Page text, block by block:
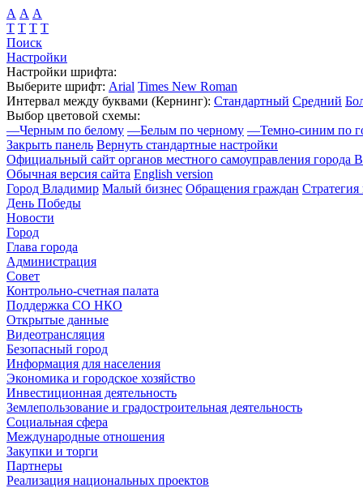
А А А
Т Т Т Т
Поиск
Настройки
Настройки шрифта:
Выберите шрифт: Arial Times New Roman
Интервал между буквами (Кернинг): Стандартный Средний
Выбор цветовой схемы:
—Черным по белому —Белым по черному —Темно-синим по
Закрыть панель Вернуть стандартные настройки
Официальный сайт органов местного самоуправления города
Обычная версия сайта English version
Город Владимир Малый бизнес Обращения граждан Стратегия
День Победы
Новости
Город
Глава города
Администрация
Совет
Контрольно-счетная палата
Поддержка СО НКО
Открытые данные
Видеотрансляция
Безопасный город
Информация для населения
Экономика и городское хозяйство
Инвестиционная деятельность
Землепользование и градостроительная деятельность
Социальная сфера
Международные отношения
Закупки и торги
Партнеры
Реализация национальных проектов